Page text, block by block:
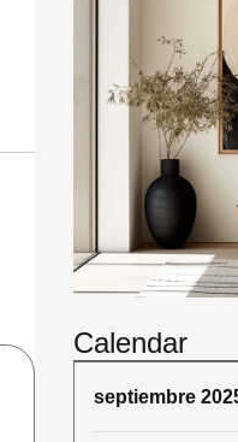
Calendar
septiembre